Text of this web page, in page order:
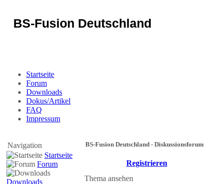
BS-Fusion Deutschland
Startseite
Forum
Downloads
Dokus/Artikel
FAQ
Impressum
Navigation
Startseite
Forum
Downloads
BS-Fusion Deutschland - Diskussionsforum
Registrieren
Thema ansehen